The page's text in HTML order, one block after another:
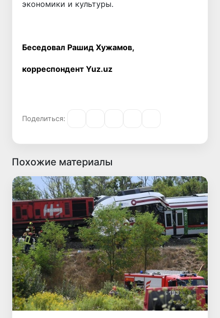
экономики и культуры.
Беседовал Рашид Хужамов,
корреспондент Yuz.uz
Поделиться:
Похожие материалы